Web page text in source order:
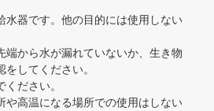
水器です。他の目的には使用しない
端から水が漏れていないか、生き物
してください。
ください。
や高温になる場所での使用はしない